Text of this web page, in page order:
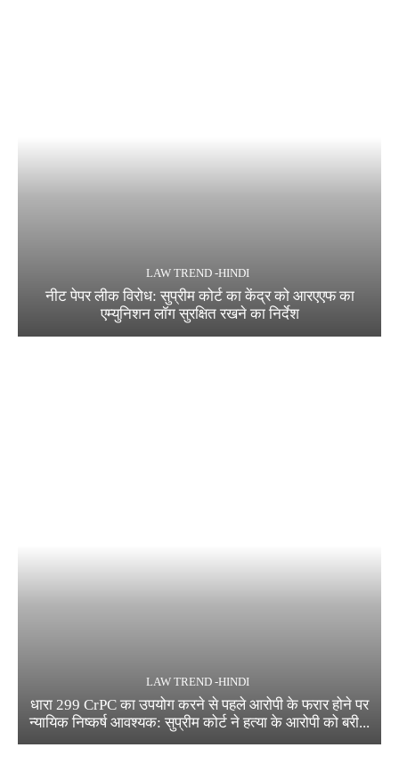
LAW TREND -HINDI
नीट पेपर लीक विरोध: सुप्रीम कोर्ट का केंद्र को आरएएफ का
एम्युनिशन लॉग सुरक्षित रखने का निर्देश
LAW TREND -HINDI
धारा 299 CrPC का उपयोग करने से पहले आरोपी के फरार होने पर
न्यायिक निष्कर्ष आवश्यक: सुप्रीम कोर्ट ने हत्या के आरोपी को बरी...